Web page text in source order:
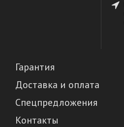
Гарантия
Доставка и оплата
Спецпредложения
Контакты